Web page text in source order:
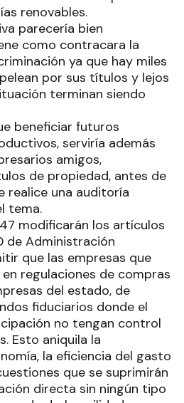
renovables.
parecería bien
como contracara la
ya que hay miles
por sus títulos y lejos
terminan siendo
beneficiar futuros
serviría además
amigos,
de propiedad, antes de
realice una auditoría
tema.
modificarán los artículos
de Administración
que las empresas que
regulaciones de compras
del estado, de
fiduciarios donde el
no tengan control
Esto aniquila la
la eficiencia del gasto
que se suprimirán
directa sin ningún tipo